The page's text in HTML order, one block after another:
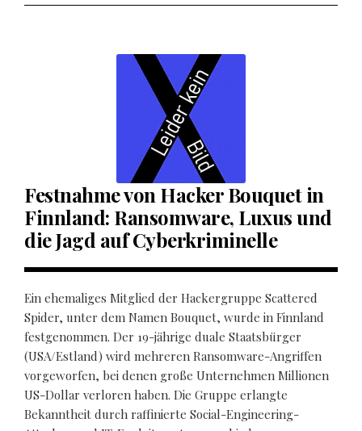
Festnahme von Hacker Bouquet in
Finnland: Ransomware, Luxus und
die Jagd auf Cyberkriminelle
Ein ehemaliges Mitglied der Hackergruppe Scattered
Spider, unter dem Namen Bouquet, wurde in Finnland
festgenommen. Der 19-jährige duale Staatsbürger
(USA/Estland) wird mehreren Ransomware-Angriffen
vorgeworfen, bei denen große Unternehmen Millionen
US-Dollar verloren haben. Die Gruppe erlangte
Bekanntheit durch raffinierte Social-Engineering-